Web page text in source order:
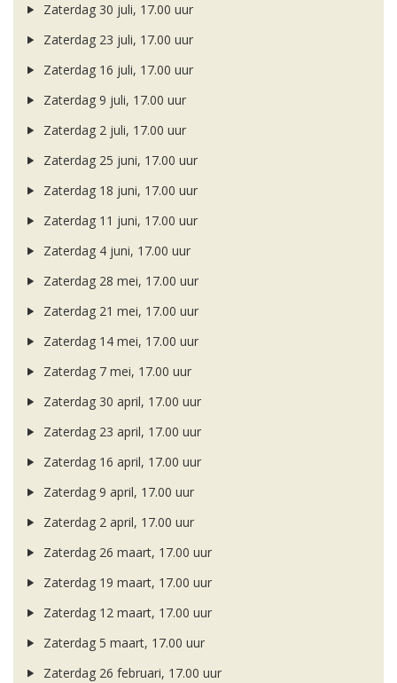
Zaterdag 30 juli, 17.00 uur
Zaterdag 23 juli, 17.00 uur
Zaterdag 16 juli, 17.00 uur
Zaterdag 9 juli, 17.00 uur
Zaterdag 2 juli, 17.00 uur
Zaterdag 25 juni, 17.00 uur
Zaterdag 18 juni, 17.00 uur
Zaterdag 11 juni, 17.00 uur
Zaterdag 4 juni, 17.00 uur
Zaterdag 28 mei, 17.00 uur
Zaterdag 21 mei, 17.00 uur
Zaterdag 14 mei, 17.00 uur
Zaterdag 7 mei, 17.00 uur
Zaterdag 30 april, 17.00 uur
Zaterdag 23 april, 17.00 uur
Zaterdag 16 april, 17.00 uur
Zaterdag 9 april, 17.00 uur
Zaterdag 2 april, 17.00 uur
Zaterdag 26 maart, 17.00 uur
Zaterdag 19 maart, 17.00 uur
Zaterdag 12 maart, 17.00 uur
Zaterdag 5 maart, 17.00 uur
Zaterdag 26 februari, 17.00 uur